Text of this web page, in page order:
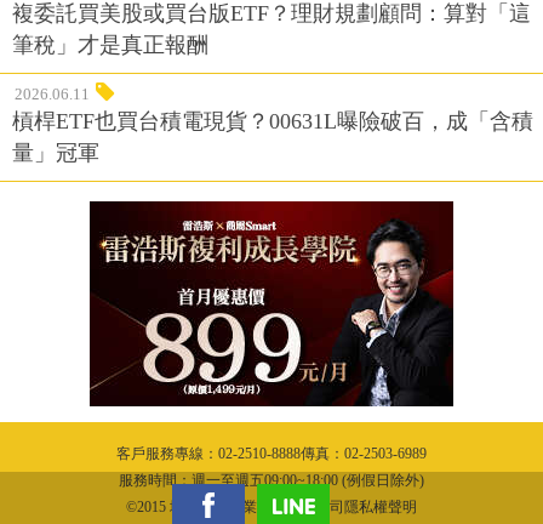
複委託買美股或買台版ETF？理財規劃顧問：算對「這
筆稅」才是真正報酬
2026.06.11
槓桿ETF也買台積電現貨？00631L曝險破百，成「含積
量」冠軍
客戶服務專線：02-2510-8888傳真：02-2503-6989
服務時間：週一至週五09:00~18:00 (例假日除外)
©2015 城邦文化事業股份有限公司隱私權聲明